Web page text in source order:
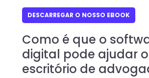
DESCARREGAR O NOSSO EBOOK
Como é que o
digital pode ajudar
escritório de